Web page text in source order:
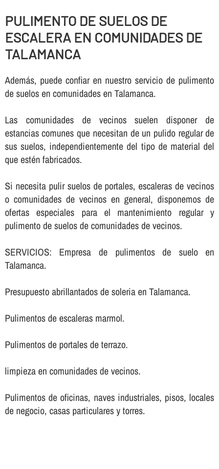
PULIMENTO DE SUELOS DE
ESCALERA EN COMUNIDADES DE
TALAMANCA
Además, puede confiar en nuestro servicio de pulimento
de suelos en comunidades en Talamanca.
Las comunidades de vecinos suelen disponer de
estancias comunes que necesitan de un pulido regular de
sus suelos, independientemente del tipo de material del
que estén fabricados.
Si necesita pulir suelos de portales, escaleras de vecinos
o comunidades de vecinos en general, disponemos de
ofertas especiales para el mantenimiento regular y
pulimento de suelos de comunidades de vecinos.
SERVICIOS: Empresa de pulimentos de suelo en
Talamanca.
Presupuesto abrillantados de soleria en Talamanca.
Pulimentos de escaleras marmol.
Pulimentos de portales de terrazo.
limpieza en comunidades de vecinos.
Pulimentos de oficinas, naves industriales, pisos, locales
de negocio, casas particulares y torres.